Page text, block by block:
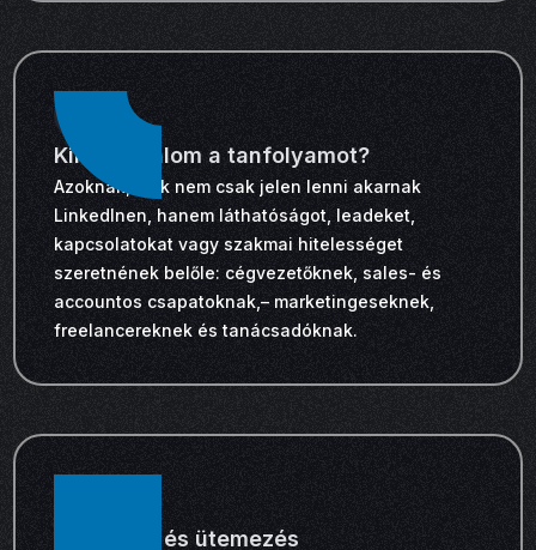
Kinek ajánlom a tanfolyamot?
Azoknak, akik nem csak jelen lenni akarnak
LinkedInen, hanem láthatóságot, leadeket,
kapcsolatokat vagy szakmai hitelességet
szeretnének belőle: cégvezetőknek, sales- és
accountos csapatoknak,– marketingeseknek,
freelancereknek és tanácsadóknak.
Időtartam és ütemezés